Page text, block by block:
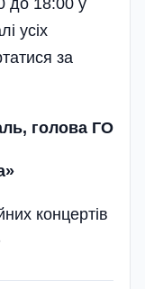
усіх
за
голова ГО
концертів